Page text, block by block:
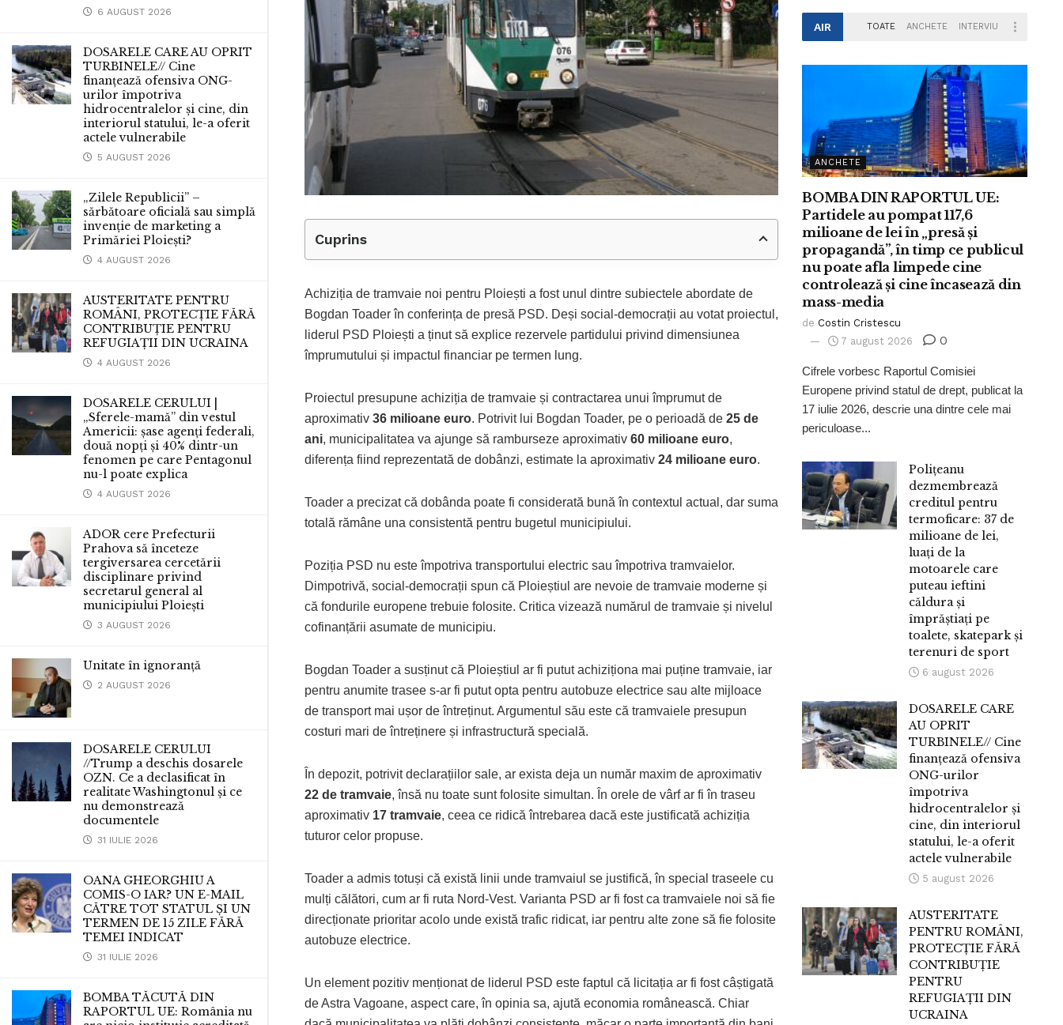
6 AUGUST 2026
DOSARELE CARE AU OPRIT
TURBINELE// Cine
finanțează ofensiva ONG-
urilor împotriva
hidrocentralelor și cine, din
interiorul statului, le-a oferit
actele vulnerabile
5 AUGUST 2026
„Zilele Republicii” –
sărbătoare oficială sau simplă
invenție de marketing a
Primăriei Ploiești?
4 AUGUST 2026
AUSTERITATE PENTRU
ROMÂNI, PROTECȚIE FĂRĂ
CONTRIBUȚIE PENTRU
REFUGIAȚII DIN UCRAINA
4 AUGUST 2026
DOSARELE CERULUI |
„Sferele-mamă” din vestul
Americii: șase agenți federali,
două nopți și 40% dintr-un
fenomen pe care Pentagonul
nu-l poate explica
4 AUGUST 2026
ADOR cere Prefecturii
Prahova să înceteze
tergiversarea cercetării
disciplinare privind
secretarul general al
municipiului Ploiești
3 AUGUST 2026
Unitate în ignoranță
2 AUGUST 2026
DOSARELE CERULUI
//Trump a deschis dosarele
OZN. Ce a declasificat în
realitate Washingtonul și ce
nu demonstrează
documentele
31 IULIE 2026
OANA GHEORGHIU A
COMIS-O IAR? UN E-MAIL
CĂTRE TOT STATUL ȘI UN
TERMEN DE 15 ZILE FĂRĂ
TEMEI INDICAT
31 IULIE 2026
BOMBA TĂCUTĂ DIN
RAPORTUL UE: România nu
Cuprins
Achiziția de tramvaie noi pentru Ploiești a fost unul dintre subiectele abordate de
Bogdan Toader în conferința de presă PSD. Deși social-democrații au votat proiectul,
liderul PSD Ploiești a ținut să explice rezervele partidului privind dimensiunea
împrumutului și impactul financiar pe termen lung.
Proiectul presupune achiziția de tramvaie și contractarea unui împrumut de
aproximativ 36 milioane euro. Potrivit lui Bogdan Toader, pe o perioadă de 25 de
ani, municipalitatea va ajunge să ramburseze aproximativ 60 milioane euro,
diferența fiind reprezentată de dobânzi, estimate la aproximativ 24 milioane euro.
Toader a precizat că dobânda poate fi considerată bună în contextul actual, dar suma
totală rămâne una consistentă pentru bugetul municipiului.
Poziția PSD nu este împotriva transportului electric sau împotriva tramvaielor.
Dimpotrivă, social-democrații spun că Ploieștiul are nevoie de tramvaie moderne și
că fondurile europene trebuie folosite. Critica vizează numărul de tramvaie și nivelul
cofinanțării asumate de municipiu.
Bogdan Toader a susținut că Ploieștiul ar fi putut achiziționa mai puține tramvaie, iar
pentru anumite trasee s-ar fi putut opta pentru autobuze electrice sau alte mijloace
de transport mai ușor de întreținut. Argumentul său este că tramvaiele presupun
costuri mari de întreținere și infrastructură specială.
În depozit, potrivit declarațiilor sale, ar exista deja un număr maxim de aproximativ
22 de tramvaie, însă nu toate sunt folosite simultan. În orele de vârf ar fi în traseu
aproximativ 17 tramvaie, ceea ce ridică întrebarea dacă este justificată achiziția
tuturor celor propuse.
Toader a admis totuși că există linii unde tramvaiul se justifică, în special traseele cu
mulți călători, cum ar fi ruta Nord-Vest. Varianta PSD ar fi fost ca tramvaiele noi să fie
direcționate prioritar acolo unde există trafic ridicat, iar pentru alte zone să fie folosite
autobuze electrice.
Un element pozitiv menționat de liderul PSD este faptul că licitația ar fi fost câștigată
de Astra Vagoane, aspect care, în opinia sa, ajută economia românească. Chiar
AIR TOATE ANCHETE INTERVIU
ANCHETE
BOMBA DIN RAPORTUL UE:
Partidele au pompat 117,6
milioane de lei în „presă și
propagandă”, în timp ce publicul
nu poate afla limpede cine
controlează și cine încasează din
mass-media
de Costin Cristescu
7 august 2026
0
Cifrele vorbesc Raportul Comisiei
Europene privind statul de drept, publicat la
17 iulie 2026, descrie una dintre cele mai
periculoase...
Polițeanu
dezmembrează
creditul pentru
termoficare: 37 de
milioane de lei,
luați de la
motoarele care
puteau ieftini
căldura și
împrăștiați pe
toalete, skatepark și
terenuri de sport
6 august 2026
DOSARELE CARE
AU OPRIT
TURBINELE// Cine
finanțează ofensiva
ONG-urilor
împotriva
hidrocentralelor și
cine, din interiorul
statului, le-a oferit
actele vulnerabile
5 august 2026
AUSTERITATE
PENTRU ROMÂNI,
PROTECȚIE FĂRĂ
CONTRIBUȚIE
PENTRU
REFUGIAȚII DIN
UCRAINA